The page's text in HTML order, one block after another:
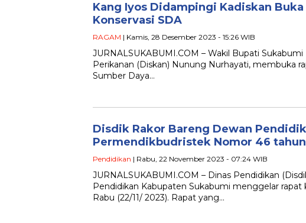
Kang Iyos Didampingi Kadiskan
Konservasi SDA
RAGAM | Kamis, 28 Desember 2023 - 15:26 WIB
JURNALSUKABUMI.COM – Wakil Bupati
Perikanan (Diskan) Nunung Nurhayati, membuka
Sumber Daya…
Disdik Rakor Bareng Dewan
Permendikbudristek Nomor 46
Pendidikan | Rabu, 22 November 2023 - 07:24 WIB
JURNALSUKABUMI.COM – Dinas Pendidikan
Pendidikan Kabupaten Sukabumi menggelar
Rabu (22/11/ 2023). Rapat yang…